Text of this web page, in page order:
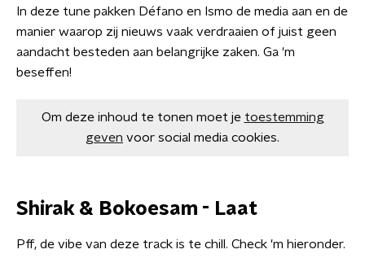
In deze tune pakken Défano en Ismo de media aan en de
manier waarop zij nieuws vaak verdraaien of juist geen
aandacht besteden aan belangrijke zaken. Ga 'm
beseffen!
Om deze inhoud te tonen moet je toestemming
geven voor social media cookies.
Shirak & Bokoesam - Laat
Pff, de vibe van deze track is te chill. Check 'm hieronder.